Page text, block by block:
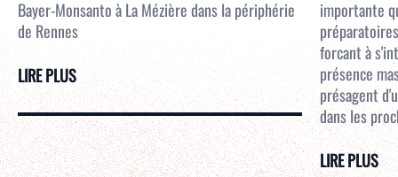
Bayer-Monsanto à La Mézière dans la périphérie
de Rennes
LIRE PLUS
importante
forcant à
présence
présagent
dans les
LIRE PLUS